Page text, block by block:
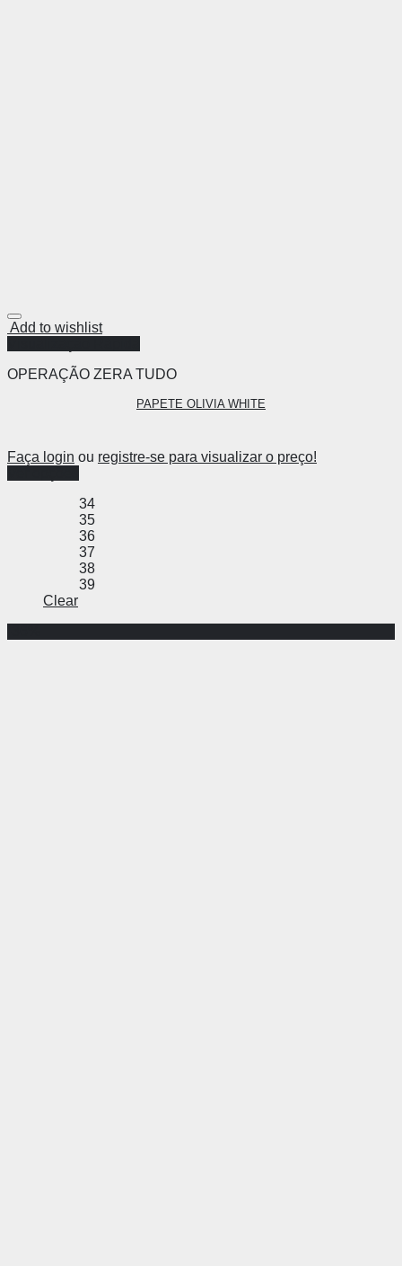
Add to wishlist
OPERAÇÃO ZERA TUDO
PAPETE OLIVIA WHITE
Faça login ou registre-se para visualizar o preço!
34
35
36
37
38
39
Clear